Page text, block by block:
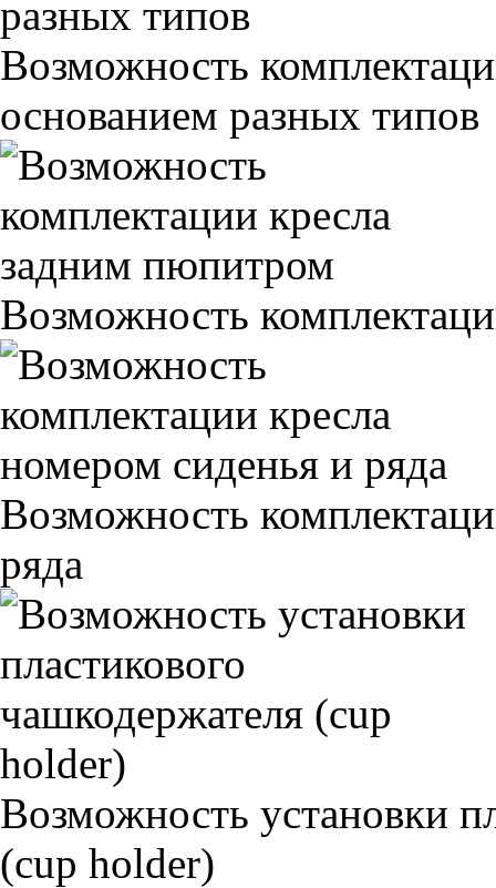
Возможность
основанием разных типов
Возможность
Возможность
ряда
Возможность установки
(cup holder)